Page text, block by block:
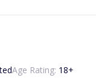
Age Rating: 18+